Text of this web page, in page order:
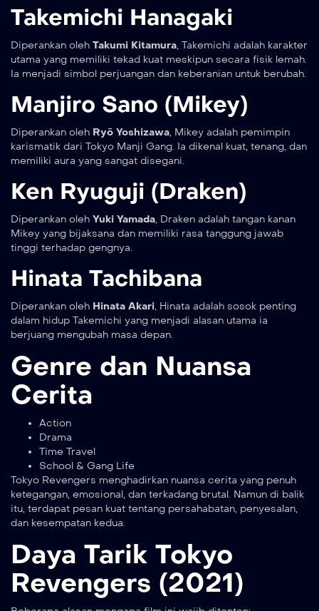
Takemichi Hanagaki
Diperankan oleh Takumi Kitamura, Takemichi adalah karakter
utama yang memiliki tekad kuat meskipun secara fisik lemah.
Ia menjadi simbol perjuangan dan keberanian untuk berubah.
Manjiro Sano (Mikey)
Diperankan oleh Ryō Yoshizawa, Mikey adalah pemimpin
karismatik dari Tokyo Manji Gang. Ia dikenal kuat, tenang, dan
memiliki aura yang sangat disegani.
Ken Ryuguji (Draken)
Diperankan oleh Yuki Yamada, Draken adalah tangan kanan
Mikey yang bijaksana dan memiliki rasa tanggung jawab
tinggi terhadap gengnya.
Hinata Tachibana
Diperankan oleh Hinata Akari, Hinata adalah sosok penting
dalam hidup Takemichi yang menjadi alasan utama ia
berjuang mengubah masa depan.
Genre dan Nuansa
Cerita
Action
Drama
Time Travel
School & Gang Life
Tokyo Revengers menghadirkan nuansa cerita yang penuh
ketegangan, emosional, dan terkadang brutal. Namun di balik
itu, terdapat pesan kuat tentang persahabatan, penyesalan,
dan kesempatan kedua.
Daya Tarik Tokyo
Revengers (2021)